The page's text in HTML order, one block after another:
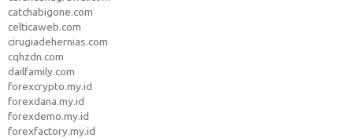
catchabigone.com
celticaweb.com
cirugiadehernias.com
cqhzdn.com
dailfamily.com
forexcrypto.my.id
forexdana.my.id
forexdemo.my.id
forexfactory.my.id